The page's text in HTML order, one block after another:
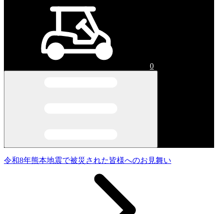
0
令和8年熊本地震で被災された皆様へのお見舞い